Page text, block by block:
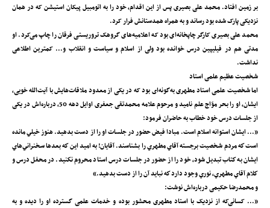
بر زمین افتاد. محمد علی بصیری پس از این اقدام، خود را به اتومبیل پیکان استیشن که در همان
نزدیکی پارک شده بود رساند و به همراه همدستانش فرار کرد.
محمد علی بصیری کارگر چاپخانه‌ای بود که اعلامیه‌های گروهک تروریستی فرقان را چاپ می‌کرد. او
مدتی هم در فیلیپین درس خوانده بود ولی از اسلام و سیاست و انقلاب و... کمترین اطلاعی
نداشت.
شخصیت عظیم علمی استاد
اما شخصیت علمی استاد مطهری به‌گونه‌اى بود که در یکی از معدود ملاقات‌هایش با آیت‌الله‌ خویی‌،
ایشان، او را بحر موّاج علم نامید و مرحوم علامه محمدتقی جعفری اوایل دهه 50، درباره‌اش در یکی
از جلسات درس خود خطاب به حاضران فرمود:
«... ايشان استوانه اسلام است. مبادا فيض حضور در جلسات او را از دست بدهيد. هنوز خيلي مانده
است كه مردم شخصيت برجسته آقاي مطهري را بشناسند. آقايان! به اميد اين كه بعدها سخنراني‌هاي
ايشان به كتاب تبديل شود، خود را از حضور در جلسات درس استاد محروم نكنيد. در محفل درس و
كلام آقاي مطهري، نوري وجود دارد كه نبايد آن را از دست بدهيد.»
و محمدرضا حکیمی درباره‌اش نوشت:
«... کسانی‌که از نزدیک با استاد مطهری محشور بوده و خدمات علمی گسترده او را دیده و به